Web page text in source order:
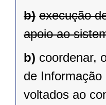
b) execução
apoio ao
b) coordenar,
de
voltados ao